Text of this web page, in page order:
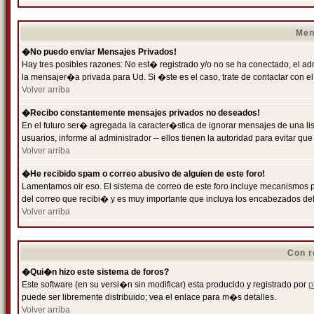
�No puedo enviar Mensajes Privados!
Hay tres posibles razones: No est� registrado y/o no se ha conectado, el
la mensajer�a privada para Ud. Si �ste es el caso, trate de contactar con
Volver arriba
�Recibo constantemente mensajes privados no deseados!
En el futuro ser� agregada la caracter�stica de ignorar mensajes de una
usuarios, informe al administrador -- ellos tienen la autoridad para evitar
Volver arriba
�He recibido spam o correo abusivo de alguien de este foro!
Lamentamos oir eso. El sistema de correo de este foro incluye
del correo que recibi� y es muy importante que incluya los encabezados
Volver arriba
Con
�Qui�n hizo este sistema de foros?
Este software (en su versi�n sin modificar) esta producido y registrado por
puede ser libremente distribuido; vea el enlace para m�s detalles.
Volver arriba